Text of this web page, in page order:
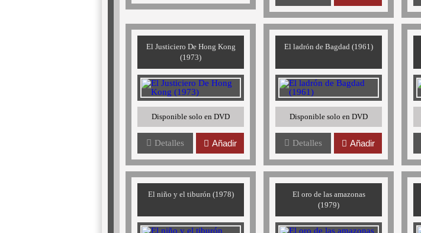
El Justiciero De Hong Kong
(1973)
Disponible solo en DVD
Detalles Añadir
El ladrón de Bagdad (1961)
Disponible solo en DVD
Detalles Añadir
El niño y el tiburón (1978)
El oro de las amazonas
(1979)